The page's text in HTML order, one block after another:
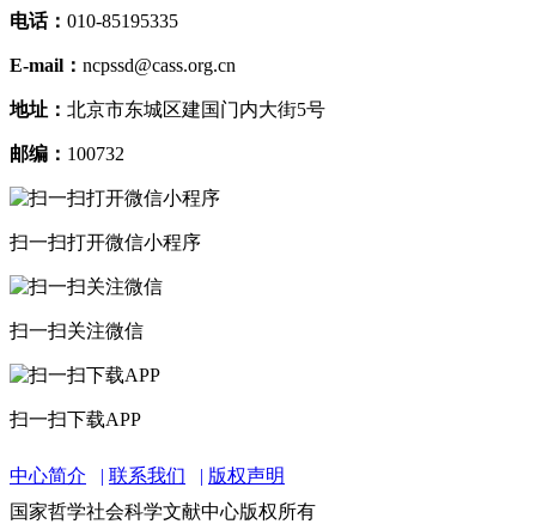
电话： 010-85195335
E-mail： ncpssd@cass.org.cn
地址： 北京市东城区建国门内大街5号
邮编： 100732
扫一扫打开微信小程序
扫一扫关注微信
扫一扫下载APP
中心简介 联系我们
版权声明
国家哲学社会科学文献中心版权所有